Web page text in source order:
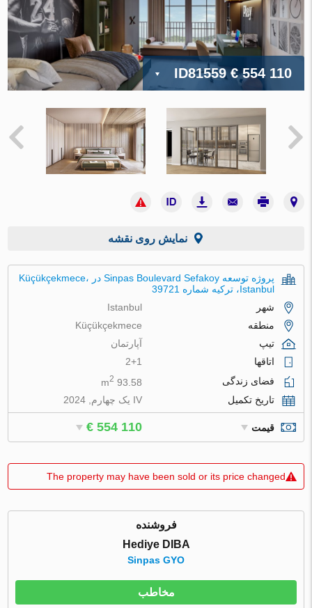
ID81559€ 554 110
نمایش روی نقشه
پروژه توسعه Sinpas Boulevard Sefakoy در Küçükçekmece،
Istanbul، ترکیه شماره 39721
شهر
Istanbul
منطقه
Küçükçekmece
تیپ
آپارتمان
اتاقها
2+1
فضای زندگی
93.58 m
2
تاریخ تکمیل IV یک چهارم, 2024
قیمت € 554 110
The property may have been sold or its price changed
فروشنده
Hediye DIBA
Sinpas GYO
مخاطب